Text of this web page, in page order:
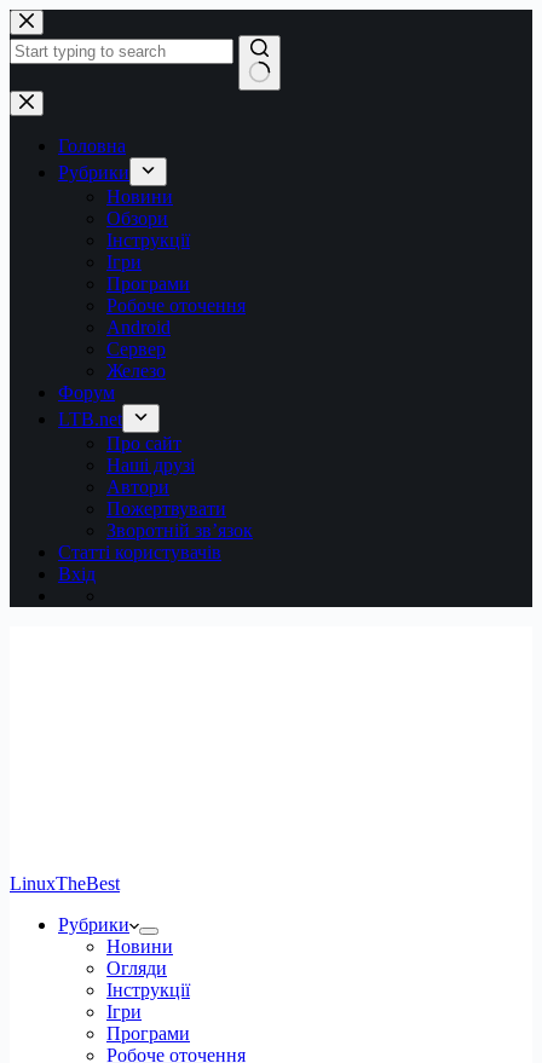
Перейти
до
вмісту
Немає
результатів
Головна
Рубрики
Новини
Обзори
Інструкції
Ігри
Програми
Робоче оточення
Android
Сервер
Железо
Форум
LTB.net
Про сайт
Наші друзі
Автори
Пожертвувати
Зворотній зв’язок
Статті користувачів
Вхід
LinuxTheBest
Рубрики
Новини
Огляди
Інструкції
Ігри
Програми
Робоче оточення